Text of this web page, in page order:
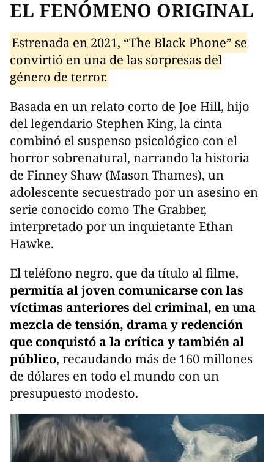
EL FENÓMENO ORIGINAL
Estrenada en 2021, “The Black Phone” se
convirtió en una de las sorpresas del
género de terror.
Basada en un relato corto de Joe Hill, hijo
del legendario Stephen King, la cinta
combinó el suspenso psicológico con el
horror sobrenatural, narrando la historia
de Finney Shaw (Mason Thames), un
adolescente secuestrado por un asesino en
serie conocido como The Grabber,
interpretado por un inquietante Ethan
Hawke.
El teléfono negro, que da título al filme,
permitía al joven comunicarse con las
víctimas anteriores del criminal, en una
mezcla de tensión, drama y redención
que conquistó a la crítica y también al
público, recaudando más de 160 millones
de dólares en todo el mundo con un
presupuesto modesto.